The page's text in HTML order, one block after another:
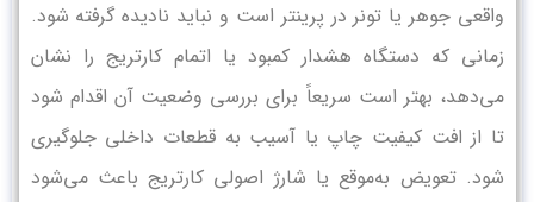
واقعی جوهر یا تونر در پرینتر است و نباید نادیده گرفته شود.
زمانی که دستگاه هشدار کمبود یا اتمام کارتریج را نشان
می‌دهد، بهتر است سریعاً برای بررسی وضعیت آن اقدام شود
تا از افت کیفیت چاپ یا آسیب به قطعات داخلی جلوگیری
شود. تعویض به‌موقع یا شارژ اصولی کارتریج باعث می‌شود